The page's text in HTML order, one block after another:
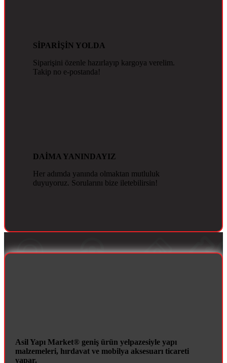
SİPARİŞİN YOLDA
Siparişini özenle hazırlayıp kargoya verelim.
Takip no e-postanda!
DAİMA YANINDAYIZ
Her adımda yanında olmaktan mutluluk
duyuyoruz. Sorularını bize iletebilirsin!
Asil Yapı Market® geniş ürün yelpazesiyle yapı
malzemeleri, hırdavat ve mobilya aksesuarı ticareti
yapar.